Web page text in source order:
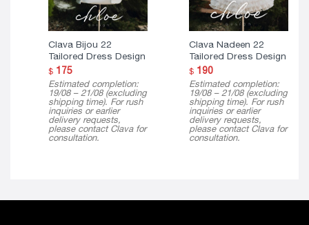
Clava Bijou 22
Tailored Dress Design
$175
Estimated completion:
19/08 – 21/08 (excluding
shipping time). For rush
inquiries or earlier
delivery requests,
please contact Clava for
consultation.
Clava Nadeen 22
Tailored Dress Design
$190
Estimated completion:
19/08 – 21/08 (excluding
shipping time). For rush
inquiries or earlier
delivery requests,
please contact Clava for
consultation.